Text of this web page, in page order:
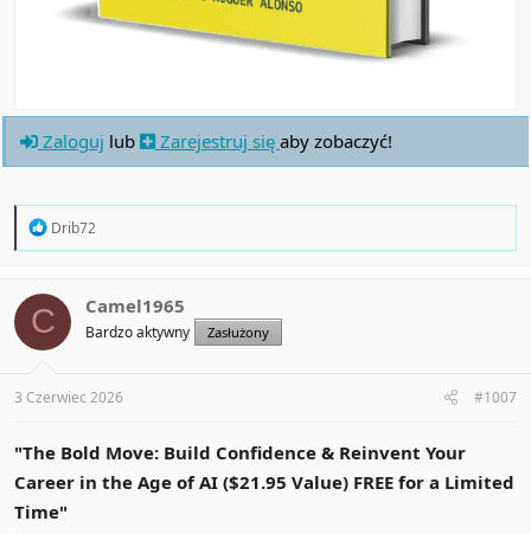
Zaloguj lub Zarejestruj się aby zobaczyć!
R
t
i
s
:
Drib72
C Camel1965
Bardzo aktywny Zasłużony
3 Czerwiec 2026 #1007
"The Bold Move: Build Confidence & Reinvent Your
Career in the Age of AI ($21.95 Value) FREE for a Limited
Time"